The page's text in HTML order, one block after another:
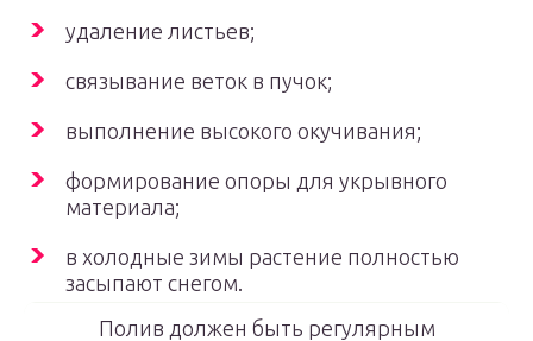
удаление листьев;
связывание веток в пучок;
выполнение высокого окучивания;
формирование опоры для укрывного
материала;
в холодные зимы растение полностью
засыпают снегом.
Полив должен быть регулярным